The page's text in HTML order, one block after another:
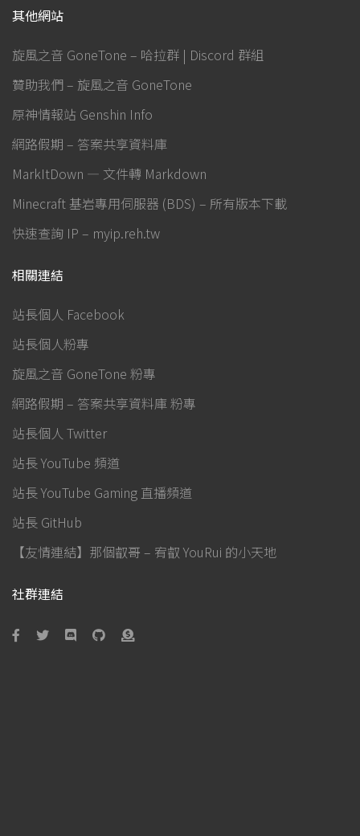
其他網站
旋風之音 GoneTone – 哈拉群 | Discord 群組
贊助我們 – 旋風之音 GoneTone
原神情報站 Genshin Info
網路假期 – 答案共享資料庫
MarkItDown — 文件轉 Markdown
Minecraft 基岩專用伺服器 (BDS) – 所有版本下載
快速查詢 IP – myip.reh.tw
相關連結
站長個人 Facebook
站長個人粉專
旋風之音 GoneTone 粉專
網路假期 – 答案共享資料庫 粉專
站長個人 Twitter
站長 YouTube 頻道
站長 YouTube Gaming 直播頻道
站長 GitHub
【友情連結】那個叡哥 – 宥叡 YouRui 的小天地
社群連結